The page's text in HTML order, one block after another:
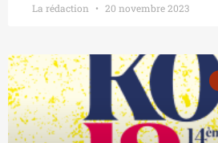
La rédaction 20 novembre 2023